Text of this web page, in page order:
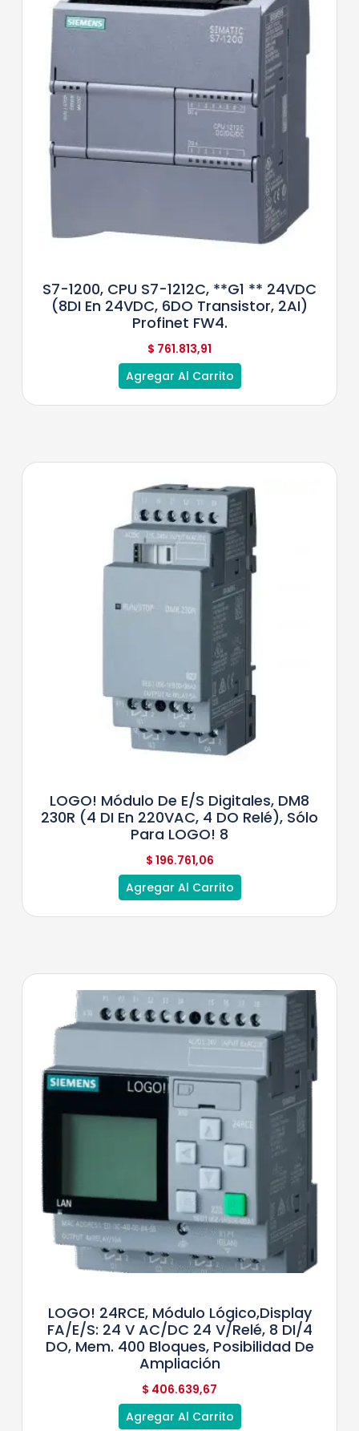
S7-1200, CPU S7-1212C, **G1 ** 24VDC
(8DI En 24VDC, 6DO Transistor, 2AI)
Profinet FW4.
$ 761.813,91
Agregar Al Carrito
LOGO! Módulo De E/S Digitales, DM8
230R (4 DI En 220VAC, 4 DO Relé), Sólo
Para LOGO! 8
$ 196.761,06
Agregar Al Carrito
LOGO! 24RCE, Módulo Lógico,display
FA/E/S: 24 V AC/DC 24 V/relé, 8 DI/4
DO, Mem. 400 Bloques, Posibilidad De
Ampliación
$ 406.639,67
Agregar Al Carrito